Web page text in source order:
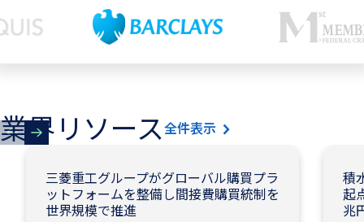
お客様のストーリーを見る
業界リソース全件表示
三菱重工グループがグローバル購買プラ
ットフォームを整備し間接費購買統制を
世界規模で推進
積
起
兆